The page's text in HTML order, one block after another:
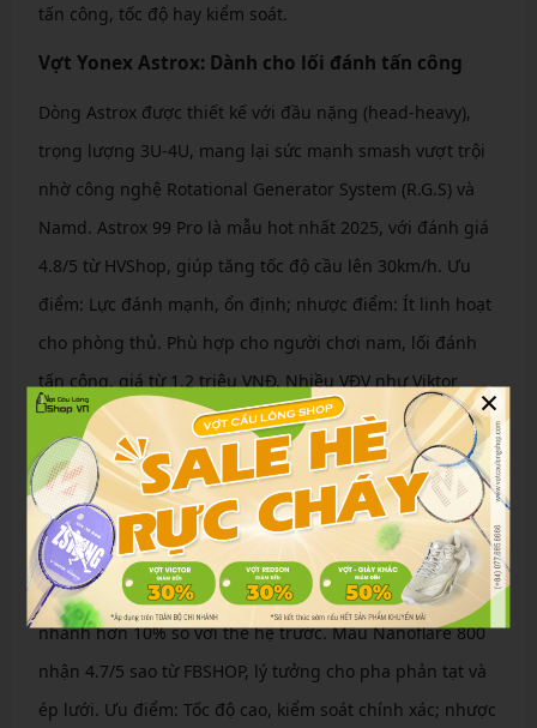
tấn công, tốc độ hay kiểm soát.
Vợt Yonex Astrox: Dành cho lối đánh tấn công
Dòng Astrox được thiết kế với đầu nặng (head-heavy),
trọng lượng 3U-4U, mang lại sức mạnh smash vượt trội
nhờ công nghệ Rotational Generator System (R.G.S) và
Namd. Astrox 99 Pro là mẫu hot nhất 2025, với đánh giá
4.8/5 từ HVShop, giúp tăng tốc độ cầu lên 30km/h. Ưu
điểm: Lực đánh mạnh, ổn định; nhược điểm: Ít linh hoạt
cho phòng thủ. Phù hợp cho người chơi nam, lối đánh
tấn công, giá từ 1.2 triệu VNĐ. Nhiều VĐV như Viktor
Axelsen sử dụng và khen ngợi độ bền cao sau hàng trăm
trận.
Vợt Yonex Nanoflare: Dành cho tốc độ, phản tạt
Nanoflare tập trung vào đầu nhẹ (head-light), thân cứng,
khung khí động học Sonic Flare System giúp vung vợt
nhanh hơn 10% so với thế hệ trước. Mẫu Nanoflare 800
nhận 4.7/5 sao từ FBSHOP, lý tưởng cho pha phản tạt và
ép lưới. Ưu điểm: Tốc độ cao, kiểm soát chính xác; nhược
×